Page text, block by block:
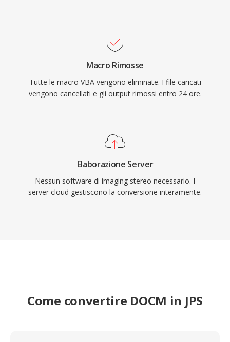
Macro Rimosse
Tutte le macro VBA vengono eliminate. I file caricati
vengono cancellati e gli output rimossi entro 24 ore.
Elaborazione Server
Nessun software di imaging stereo necessario. I
server cloud gestiscono la conversione interamente.
Come convertire DOCM in JPS